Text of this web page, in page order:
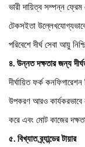
ভারী দায়িত্ব সম্পন্ন
টেকসইতা উল্লেখযোগ্যভাবে
পরিবেশে দীর্ঘ সেবা আয়ু
৪. উন্নত দক্ষতার জন্য
দীর্ঘায়িত ফর্ক
উপকরণ আরও কার্যকরভাবে
করে এবং মোট কাজের
৫. বিখ্যাত ব্র্যান্ডের টায়ার